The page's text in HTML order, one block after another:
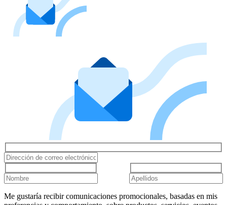
Me gustaría recibir comunicaciones promocionales, basadas en mis